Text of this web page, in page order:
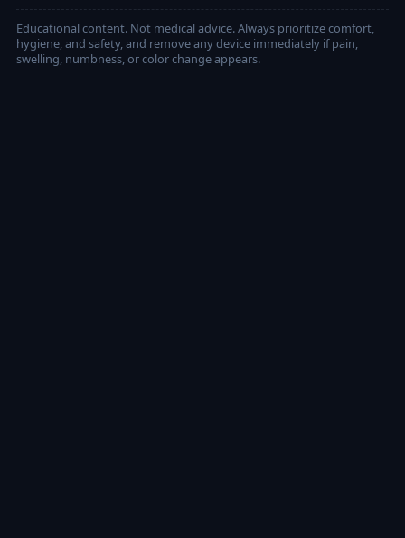
Educational content. Not medical advice. Always prioritize comfort,
hygiene, and safety, and remove any device immediately if pain,
swelling, numbness, or color change appears.